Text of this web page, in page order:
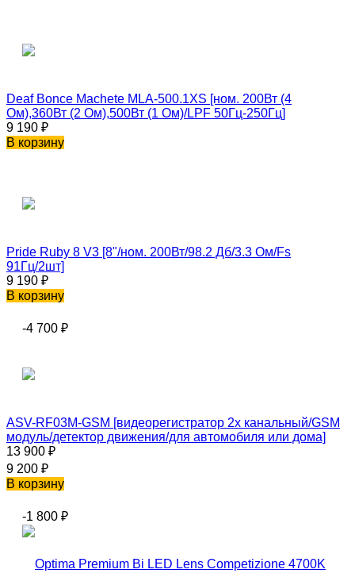
Deaf Bonce Machete MLA-500.1XS [ном. 200Вт (4
Ом),360Вт (2 Ом),500Вт (1 Ом)/LPF 50Гц-250Гц]
9 190 ₽
В корзину
Pride Ruby 8 V3 [8"/ном. 200Вт/98.2 Дб/3.3 Ом/Fs
91Гц/2шт]
9 190 ₽
В корзину
-4 700 ₽
ASV-RF03M-GSM [видеорегистратор 2х канальный/GSM
модуль/детектор движения/для автомобиля или дома]
13 900 ₽
9 200 ₽
В корзину
-1 800 ₽